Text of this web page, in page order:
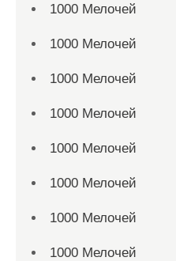
1000 Мелочей
1000 Мелочей
1000 Мелочей
1000 Мелочей
1000 Мелочей
1000 Мелочей
1000 Мелочей
1000 Мелочей